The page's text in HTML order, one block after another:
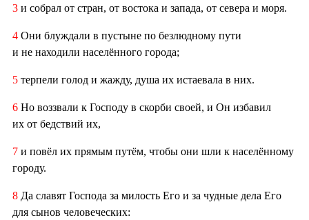
3 и собрал от стран, от востока и запада, от севера и моря.
4 Они блуждали в пустыне по безлюдному пути
и не находили населённого города;
5 терпели голод и жажду, душа их истаевала в них.
6 Но воззвали к Господу в скорби своей, и Он избавил
их от бедствий их,
7 и повёл их прямым путём, чтобы они шли к населённому
городу.
8 Да славят Господа за милость Его и за чудные дела Его
для сынов человеческих: